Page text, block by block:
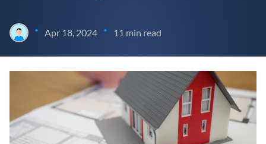
• Apr 18, 2024 • 11 min read